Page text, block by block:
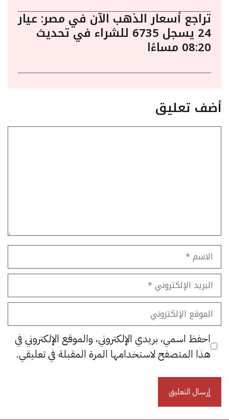
تراجع أسعار الذهب الآن في مصر: عيار
24 يسجل 6735 للشراء في تحديث
08:20 مساءًا
أضف تعليق
الاسم
البريد
الإلكتروني
الموقع
الإلكتروني
احفظ اسمي، بريدي الإلكتروني، والموقع الإلكتروني في
هذا المتصفح لاستخدامها المرة المقبلة في تعليقي.